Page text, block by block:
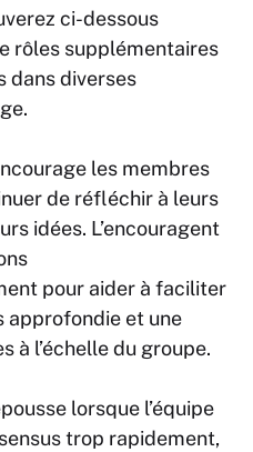
ci-dessous
rôles supplémentaires
dans diverses
les membres
de réfléchir à leurs
idées. L’encouragent
pour aider à faciliter
approfondie et une
à l’échelle du groupe.
lorsque l’équipe
trop rapidement,